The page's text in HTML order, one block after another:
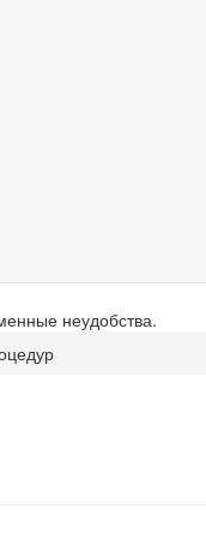
неудобства.